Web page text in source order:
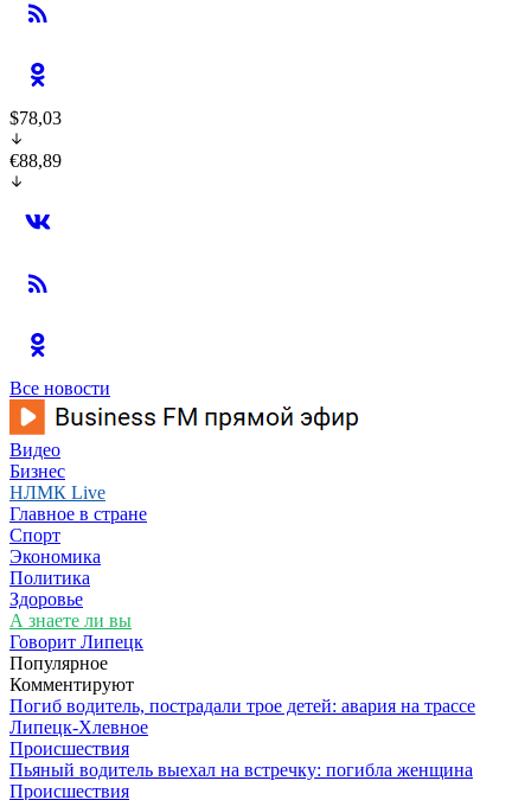
$78,03
€88,89
Все новости
Видео
Бизнес
НЛМК Live
Главное в стране
Спорт
Экономика
Политика
Здоровье
А знаете ли вы
Говорит Липецк
Популярное
Комментируют
Погиб водитель, пострадали трое детей: авария на трассе
Липецк-Хлевное
Происшествия
Пьяный водитель выехал на встречку: погибла женщина
Происшествия